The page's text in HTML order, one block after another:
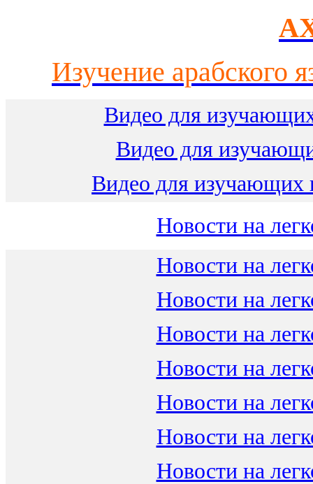
Изучение арабского
Видео для
Видео для
Видео для изучающих
Новости на
Новости на
Новости на
Новости на
Новости на
Новости на
Новости на
Новости на